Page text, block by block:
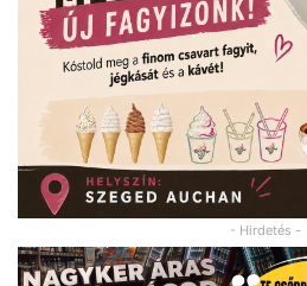
- Hirdetés -